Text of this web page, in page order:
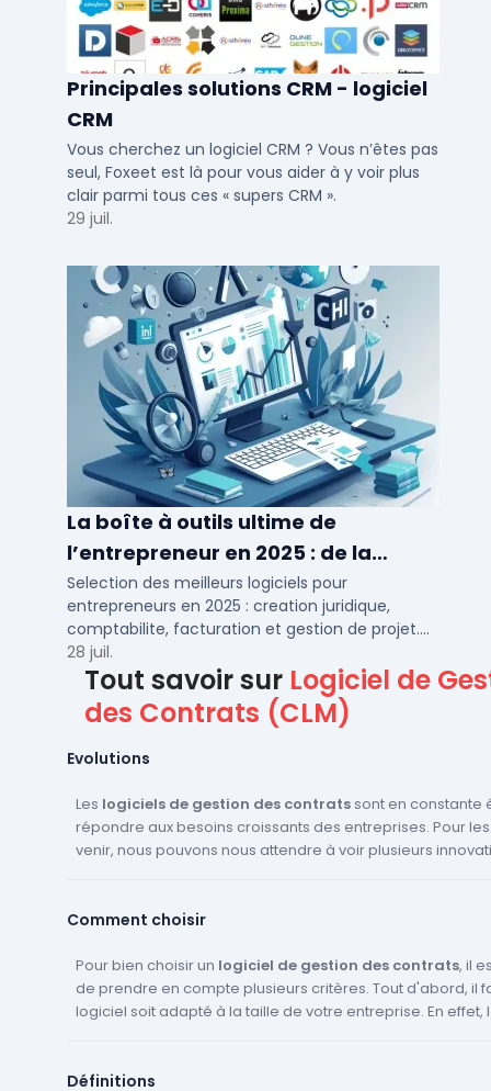
Principales solutions CRM - logiciel
CRM
Vous cherchez un logiciel CRM ? Vous n’êtes pas
seul, Foxeet est là pour vous aider à y voir plus
clair parmi tous ces « supers CRM ».
29 juil.
La boîte à outils ultime de
l’entrepreneur en 2025 : de la
création à la gestion
Selection des meilleurs logiciels pour
entrepreneurs en 2025 : creation juridique,
comptabilite, facturation et gestion de projet.
Outils adaptes aux TPE, PME et independants en
France.
28 juil.
Tout savoir sur Logiciel de
des Contrats (CLM)
Evolutions
Les logiciels de gestion des contratssont en constante
répondre aux besoins croissants des entreprises. Pour
venir, nous pouvons nous attendre à voir plusieurs
automatiquement générer des contrats, les envoyer
les erreurs humaines. Ensuite, l'intelligence artificielle et le machine
learning seront de plus en plus utilisés. Ils pourront aider
contrats, à identifier les risques et à faire des suggestions
CRMou les outils de gestion de projet. Cela permettra
Comment choisir
Pour bien choisir un logiciel de gestion des contrats, il
de prendre en compte plusieurs critères. Tout d'abord, il
logiciel soit adapté à la taille de votre entreprise. En effet,
Celui-ci doit permettre de gérer l'ensemble du cycle de
Définitions